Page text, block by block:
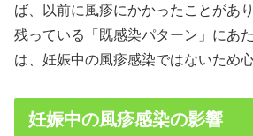
ば、以前に風疹にかかったことがあ
残っている「既感染パターン」にあ
は、妊娠中の風疹感染ではないため
妊娠中の風疹感染の影響